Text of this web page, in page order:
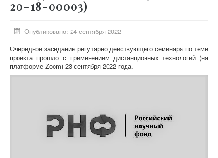
20-18-00003)
Опубликовано: 24 сентября 2022
Очередное заседание регулярно действующего семинара по теме
проекта прошло с применением дистанционных технологий (на
платформе Zoom) 23 сентября 2022 года.